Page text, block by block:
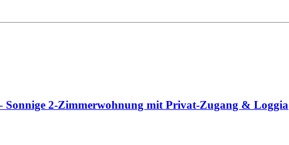
Sonnige 2-Zimmerwohnung mit Privat-Zugang & Loggia